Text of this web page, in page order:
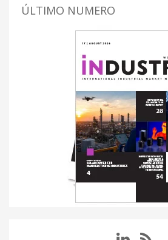
ÚLTIMO NUMERO